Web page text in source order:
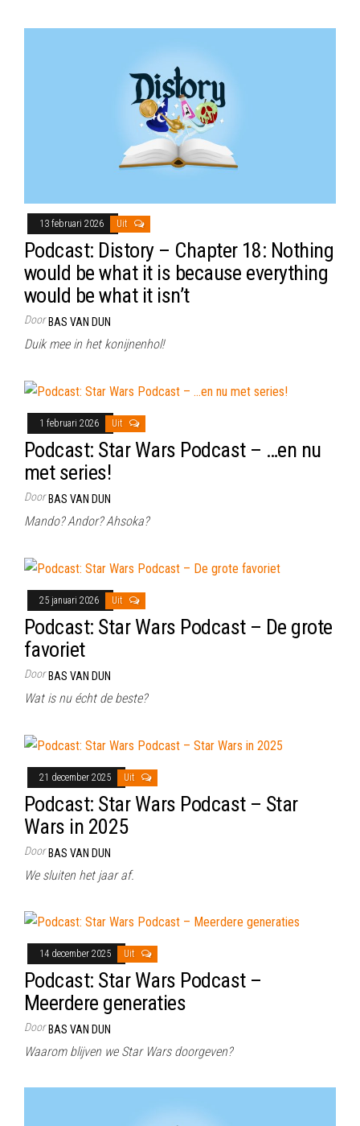
13 februari 2026 Uit
Podcast: Distory – Chapter 18: Nothing
would be what it is because everything
would be what it isn’t
Door BAS VAN DUN
Duik mee in het konijnenhol!
1 februari 2026 Uit
Podcast: Star Wars Podcast – …en nu
met series!
Door BAS VAN DUN
Mando? Andor? Ahsoka?
25 januari 2026 Uit
Podcast: Star Wars Podcast – De grote
favoriet
Door BAS VAN DUN
Wat is nu écht de beste?
21 december 2025 Uit
Podcast: Star Wars Podcast – Star
Wars in 2025
Door BAS VAN DUN
We sluiten het jaar af.
14 december 2025 Uit
Podcast: Star Wars Podcast –
Meerdere generaties
Door BAS VAN DUN
Waarom blijven we Star Wars doorgeven?